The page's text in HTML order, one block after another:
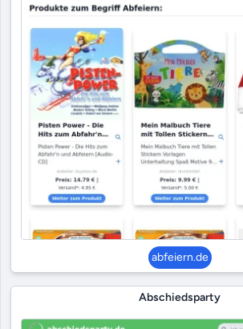
abfeiern.de
Abschiedsparty